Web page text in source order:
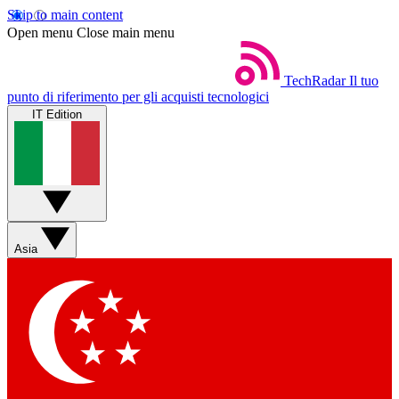
Skip to main content
Open menu Close main menu
TechRadar Il tuo
punto di riferimento per gli acquisti tecnologici
IT Edition
Asia